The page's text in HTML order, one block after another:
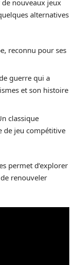
nouveaux jeux
alternatives
reconnu pour ses
guerre qui a
et son histoire
classique
de jeu compétitive
permet d’explorer
renouveler